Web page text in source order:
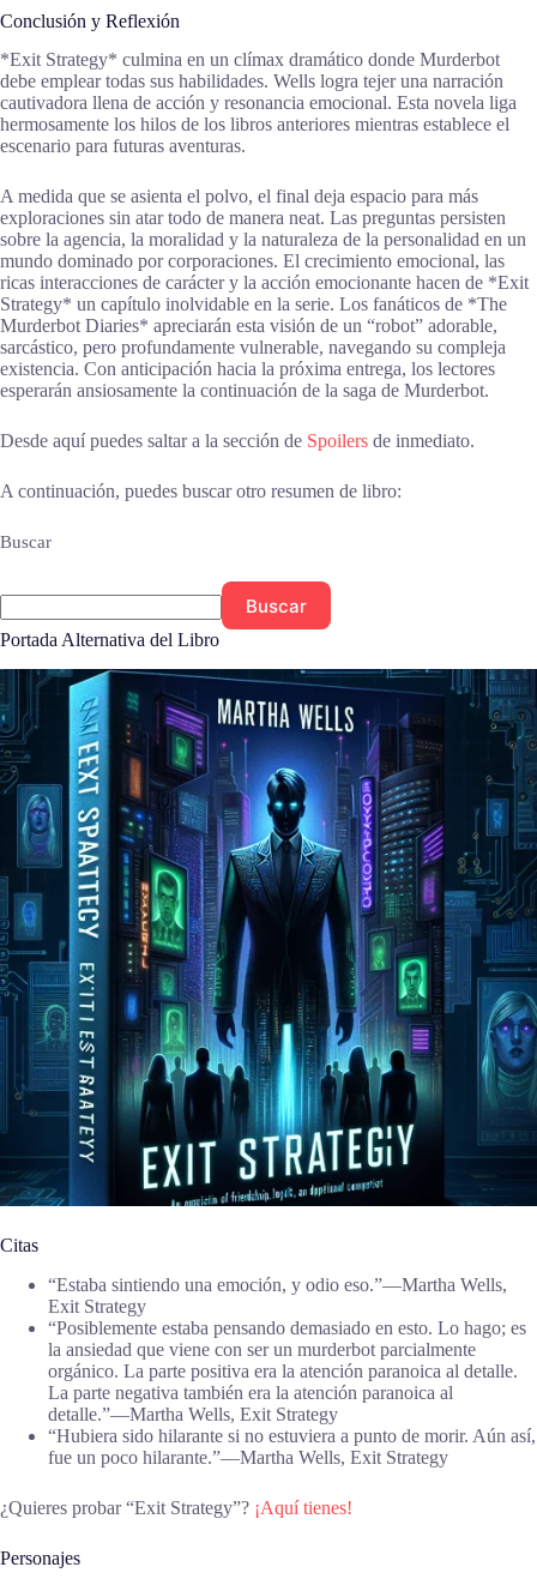
Conclusión y Reflexión
*Exit Strategy* culmina en un clímax dramático donde Murderbot
debe emplear todas sus habilidades. Wells logra tejer una narración
cautivadora llena de acción y resonancia emocional. Esta novela liga
hermosamente los hilos de los libros anteriores mientras establece el
escenario para futuras aventuras.
A medida que se asienta el polvo, el final deja espacio para más
exploraciones sin atar todo de manera neat. Las preguntas persisten
sobre la agencia, la moralidad y la naturaleza de la personalidad en un
mundo dominado por corporaciones. El crecimiento emocional, las
ricas interacciones de carácter y la acción emocionante hacen de *Exit
Strategy* un capítulo inolvidable en la serie. Los fanáticos de *The
Murderbot Diaries* apreciarán esta visión de un “robot” adorable,
sarcástico, pero profundamente vulnerable, navegando su compleja
existencia. Con anticipación hacia la próxima entrega, los lectores
esperarán ansiosamente la continuación de la saga de Murderbot.
Desde aquí puedes saltar a la sección de Spoilers de inmediato.
A continuación, puedes buscar otro resumen de libro:
Buscar
Buscar
Portada Alternativa del Libro
Citas
“Estaba sintiendo una emoción, y odio eso.”―Martha Wells,
Exit Strategy
“Posiblemente estaba pensando demasiado en esto. Lo hago; es
la ansiedad que viene con ser un murderbot parcialmente
orgánico. La parte positiva era la atención paranoica al detalle.
La parte negativa también era la atención paranoica al
detalle.”―Martha Wells, Exit Strategy
“Hubiera sido hilarante si no estuviera a punto de morir. Aún así,
fue un poco hilarante.”―Martha Wells, Exit Strategy
¿Quieres probar “Exit Strategy”? ¡Aquí tienes!
Personajes